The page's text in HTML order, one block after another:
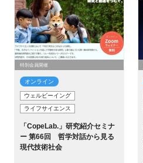
特別会員開催
オンライン
ウェルビーイング
ライフサイエンス
「CopeLab.」研究紹介セミナ
ー 第66回 哲学対話から見る
現代技術社会